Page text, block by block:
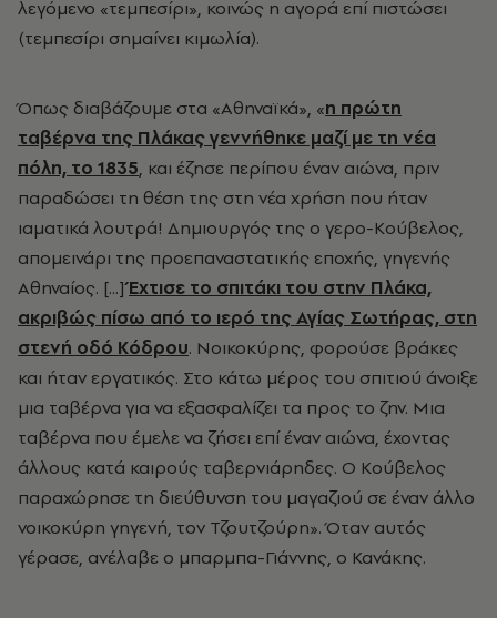
λεγόμενο «τεμπεσίρι», κοινώς η αγορά επί πιστώσει
(τεμπεσίρι σημαίνει κιμωλία).
Όπως διαβάζουμε στα «Αθηναϊκά», «η πρώτη
ταβέρνα της Πλάκας γεννήθηκε μαζί με τη νέα
πόλη, το 1835, και έζησε περίπου έναν αιώνα, πριν
παραδώσει τη θέση της στη νέα χρήση που ήταν
ιαματικά λουτρά! Δημιουργός της ο γερο-Κούβελος,
απομεινάρι της προεπαναστατικής εποχής, γηγενής
Αθηναίος. [...]Έχτισε το σπιτάκι του στην Πλάκα,
ακριβώς πίσω από το ιερό της Αγίας Σωτήρας, στη
στενή οδό Κόδρου. Νοικοκύρης, φορούσε βράκες
και ήταν εργατικός. Στο κάτω μέρος του σπιτιού άνοιξε
μια ταβέρνα για να εξασφαλίζει τα προς το ζην. Μια
ταβέρνα που έμελε να ζήσει επί έναν αιώνα, έχοντας
άλλους κατά καιρούς ταβερνιάρηδες. Ο Κούβελος
παραχώρησε τη διεύθυνση του μαγαζιού σε έναν άλλο
νοικοκύρη γηγενή, τον Τζουτζούρη». Όταν αυτός
γέρασε, ανέλαβε ο μπαρμπα-Γιάννης, ο Κανάκης.